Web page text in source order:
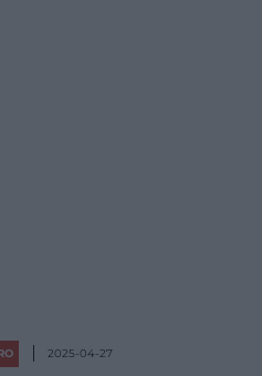
2025-04-27